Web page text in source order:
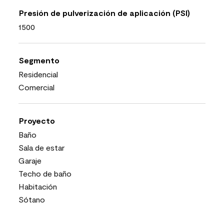
Presión de pulverización de aplicación (PSI)
1500
Segmento
Residencial
Comercial
Proyecto
Baño
Sala de estar
Garaje
Techo de baño
Habitación
Sótano